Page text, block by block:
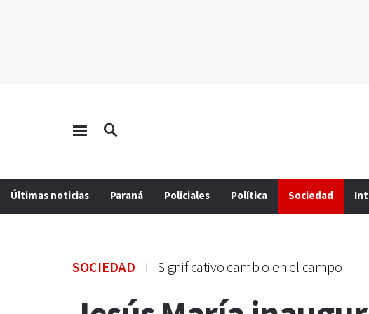
Últimas noticias Paraná Policiales Política Sociedad
SOCIEDAD Significativo cambio en el campo